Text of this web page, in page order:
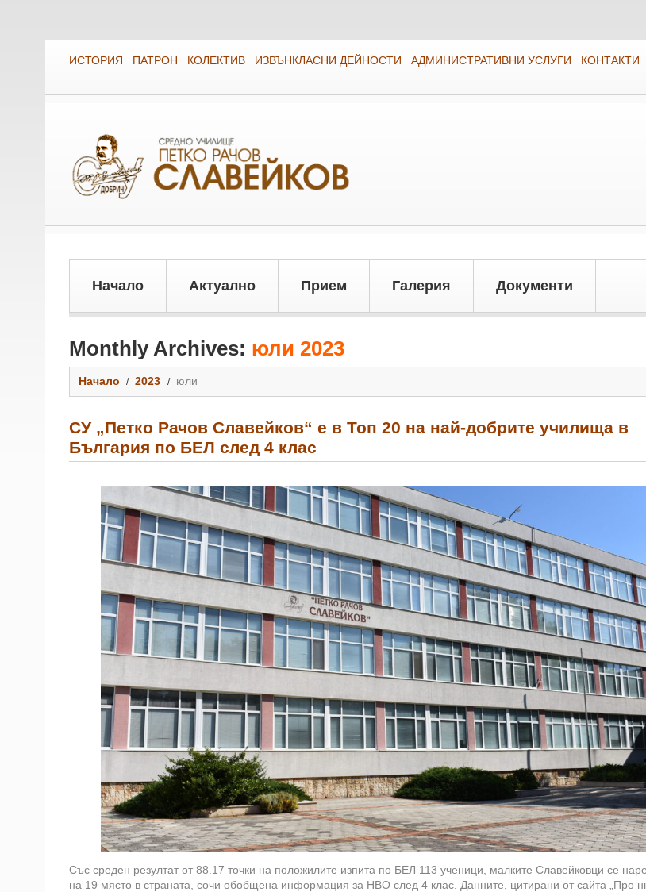
ИСТОРИЯ ПАТРОН КОЛЕКТИВ ИЗВЪНКЛАСНИ ДЕЙНОСТИ АДМИНИСТРАТИВНИ УСЛУГИ КОНТАКТИ
Начало Актуално Прием Галерия Документи
Monthly Archives: юли 2023
Начало 2023 юли
СУ „Петко Рачов Славейков“ е в Топ 20 на най-добрите училища в
България по БЕЛ след 4 клас
Със среден резултат от 88.17 точки на положилите изпита по БЕЛ 113 ученици, малките Славейковци се
на 19 място в страната, сочи обобщена информация за НВО след 4 клас. Данните, цитирани от сайта „Про